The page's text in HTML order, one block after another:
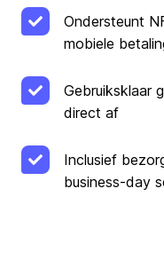
Ondersteunt
mobiele
Gebruiksklaar
direct af
Inclusief
business-day